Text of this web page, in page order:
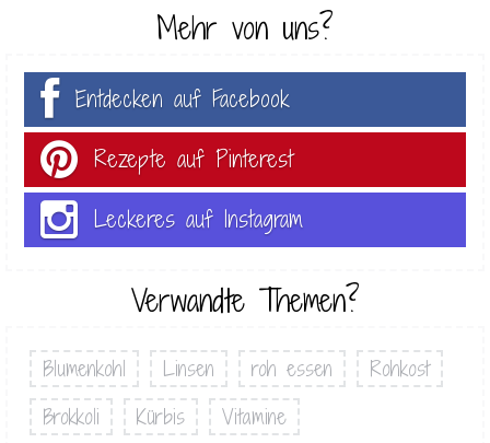
Mehr von uns?
Entdecken auf Facebook
Rezepte auf Pinterest
Leckeres auf Instagram
Verwandte Themen?
Blumenkohl Linsen roh essen
Rohkost
Brokkoli
Kürbis Vitamine